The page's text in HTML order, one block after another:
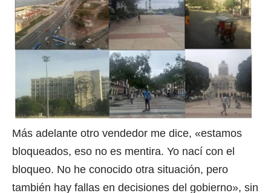
Más adelante otro vendedor me dice, «estamos
bloqueados, eso no es mentira. Yo nací con el
bloqueo. No he conocido otra situación, pero
también hay fallas en decisiones del gobierno», sin